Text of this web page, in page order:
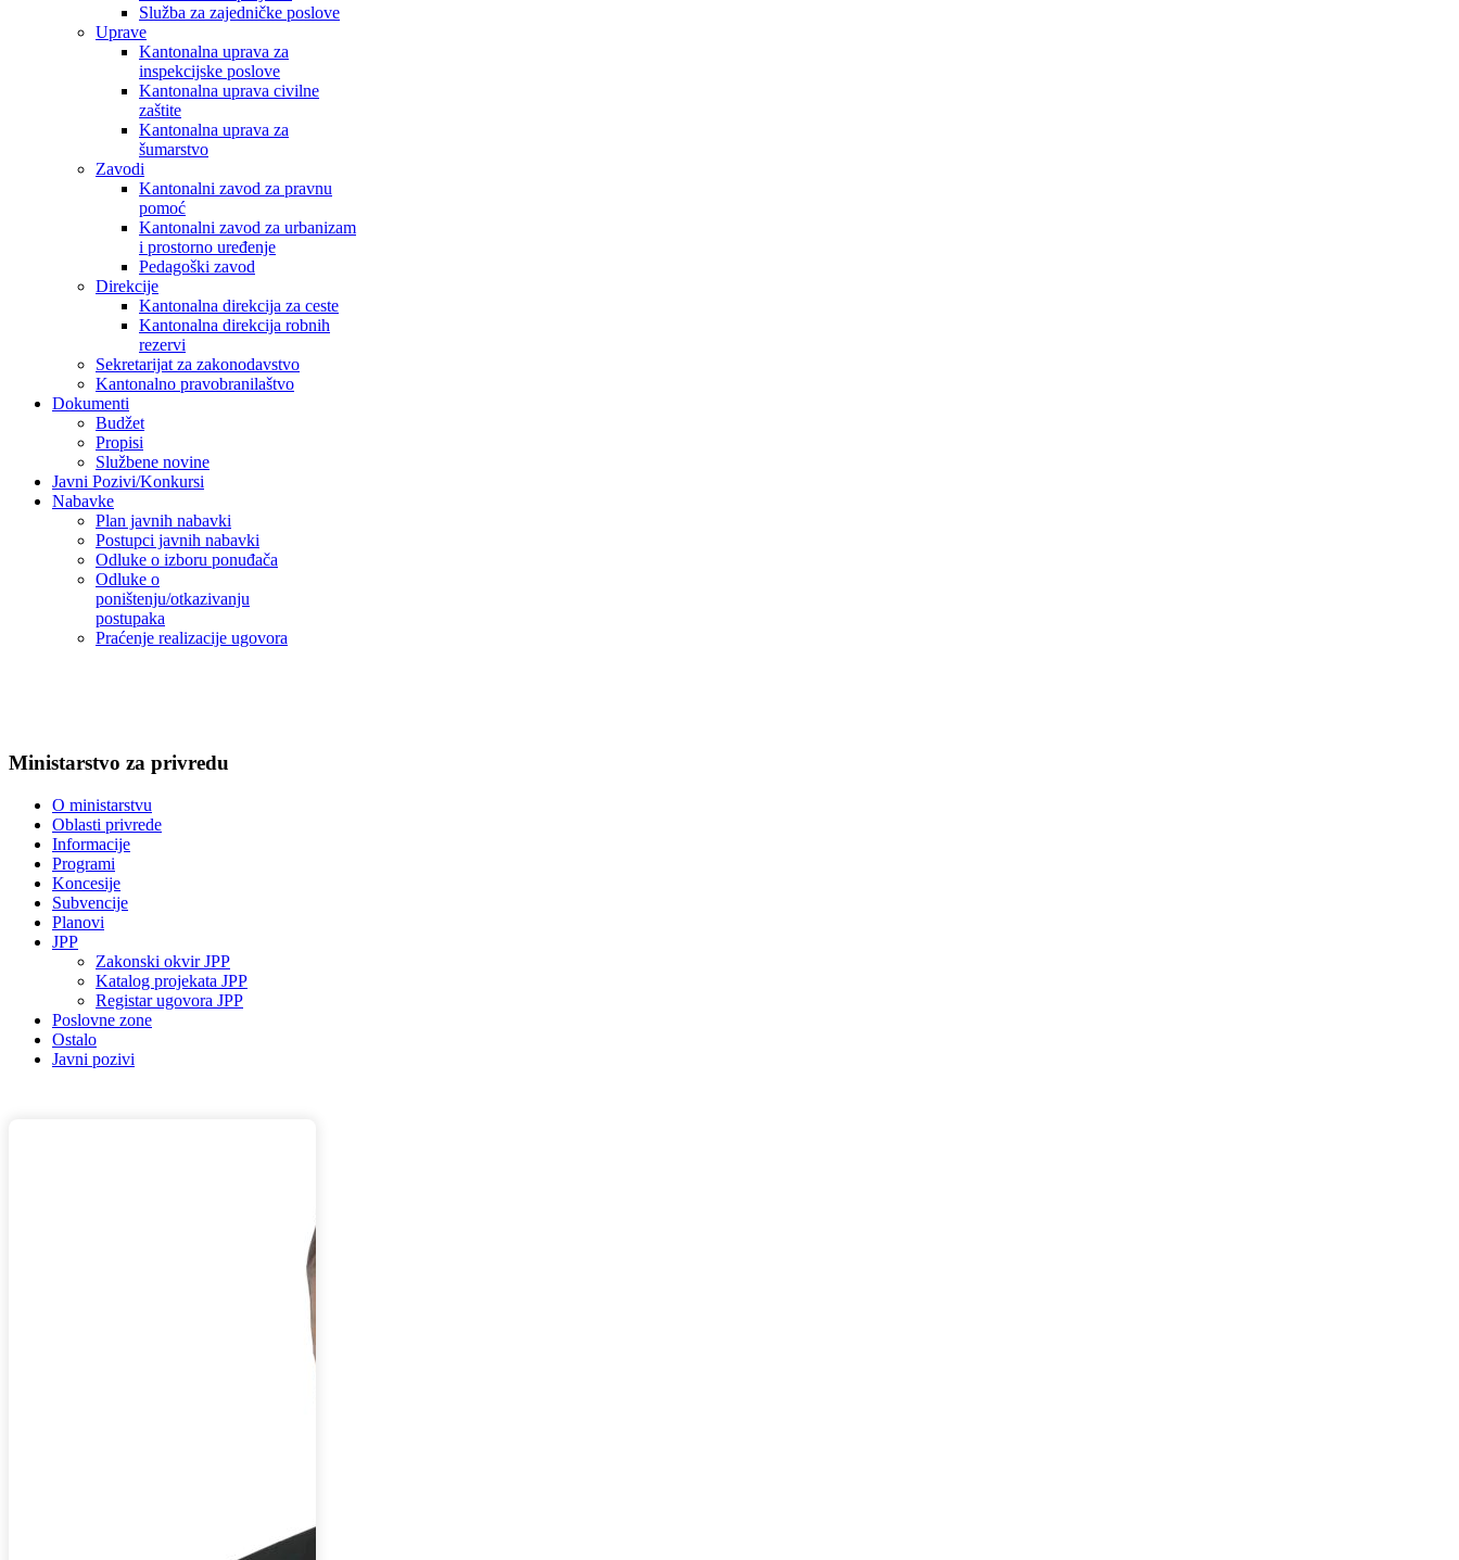
Služba za zajedničke poslove
Uprave
Kantonalna uprava za
inspekcijske poslove
Kantonalna uprava civilne
zaštite
Kantonalna uprava za
šumarstvo
Zavodi
Kantonalni zavod za pravnu
pomoć
Kantonalni zavod za urbanizam
i prostorno uređenje
Pedagoški zavod
Direkcije
Kantonalna direkcija za ceste
Kantonalna direkcija robnih
rezervi
Sekretarijat za zakonodavstvo
Kantonalno pravobranilaštvo
Dokumenti
Budžet
Propisi
Službene novine
Javni Pozivi/Konkursi
Nabavke
Plan javnih nabavki
Postupci javnih nabavki
Odluke o izboru ponuđača
Odluke o
poništenju/otkazivanju
postupaka
Praćenje realizacije ugovora
Ministarstvo za privredu
O ministarstvu
Oblasti privrede
Informacije
Programi
Koncesije
Subvencije
Planovi
JPP
Zakonski okvir JPP
Katalog projekata JPP
Registar ugovora JPP
Poslovne zone
Ostalo
Javni pozivi